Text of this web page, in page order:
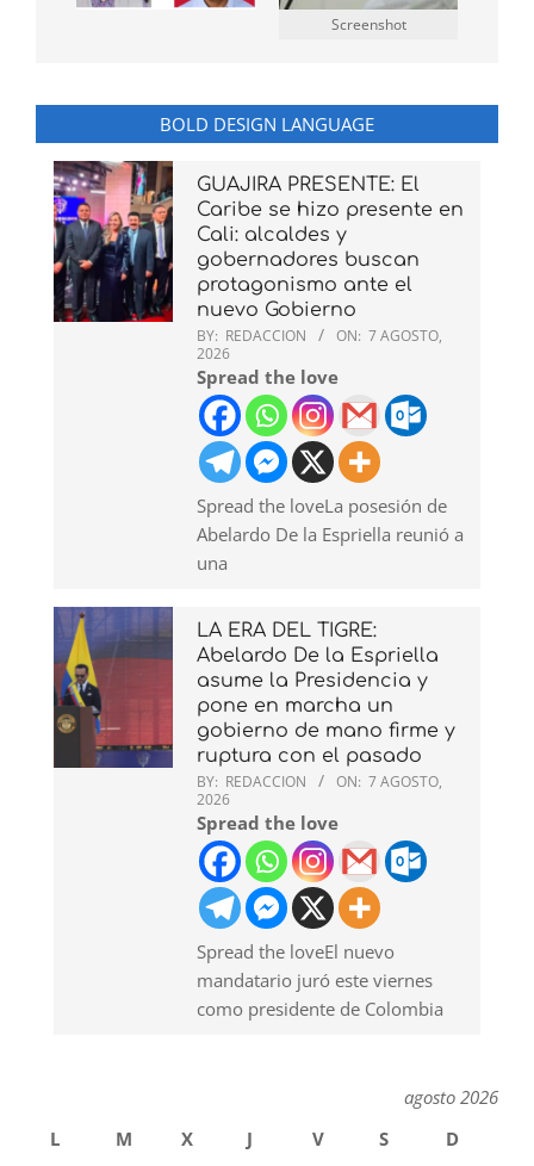
Screenshot
BOLD DESIGN LANGUAGE
GUAJIRA PRESENTE: El
Caribe se hizo presente en
Cali: alcaldes y
gobernadores buscan
protagonismo ante el
nuevo Gobierno
BY: REDACCION ON: 7 AGOSTO,
2026
Spread the love
Spread the loveLa posesión de
Abelardo De la Espriella reunió a
una
LA ERA DEL TIGRE:
Abelardo De la Espriella
asume la Presidencia y
pone en marcha un
gobierno de mano firme y
ruptura con el pasado
BY: REDACCION ON: 7 AGOSTO,
2026
Spread the love
Spread the loveEl nuevo
mandatario juró este viernes
como presidente de Colombia
agosto 2026
L
M X J V S
D